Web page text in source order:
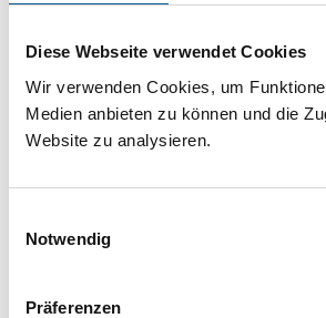
Diese Webseite verwendet Cookies
Wir verwenden Cookies, um
Medien anbieten zu können und die
Website zu analysieren.
Notwendig
Präferenzen
Suche bitte die Groß- und
beachten.
Kategorien verfeinert werden.